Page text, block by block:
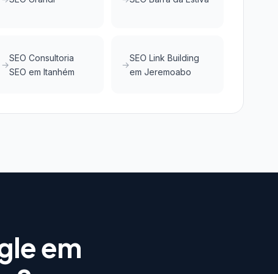
SEO Consultoria
SEO em Itanhém
SEO Link Building
em Jeremoabo
em